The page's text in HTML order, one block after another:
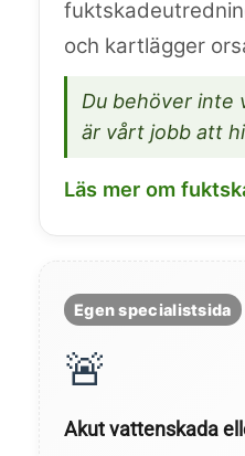
och kartlägger
Du behöver inte
är vårt jobb att
Läs mer om
Egen specialistsida
🚨
Akut vattenskada